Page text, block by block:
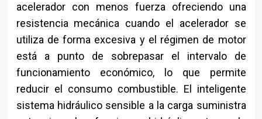
acelerador con menos fuerza ofreciendo una
resistencia mecánica cuando el acelerador se
utiliza de forma excesiva y el régimen de motor
está a punto de sobrepasar el intervalo de
funcionamiento económico, lo que permite
reducir el consumo combustible. El inteligente
sistema hidráulico sensible a la carga suministra